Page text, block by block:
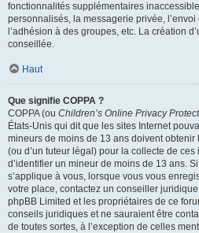
fonctionnalités supplémentaires
personnalisés, la messagerie privée,
l’adhésion à des groupes, etc. La création
conseillée.
Haut
Que signifie COPPA ?
COPPA (ou Children’s Online Privacy
États-Unis qui dit que les sites Internet
mineurs de moins de 13 ans doivent
(ou d’un tuteur légal) pour la collecte de
d’identifier un mineur de moins de 13 ans.
s’applique à vous, lorsque vous vous
votre place, contactez un conseiller
phpBB Limited et les propriétaires de ce
conseils juridiques et ne sauraient être
de toutes sortes, à l’exception de celles